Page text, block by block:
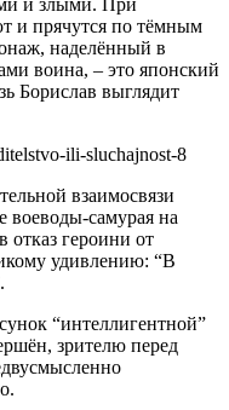
и прячутся по тёмным
наделённый в
воина, – это японский
Борислав выглядит
взаимосвязи
воеводы-самурая на
отказ героини от
удивлению: “В
“интеллигентной”
зрителю перед